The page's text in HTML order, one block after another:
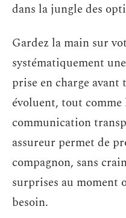
dans la jungle des
Gardez la main sur
systématiquement
prise en charge
évoluent, tout comme
communication
assureur permet de
compagnon, sans
surprises au moment
besoin.